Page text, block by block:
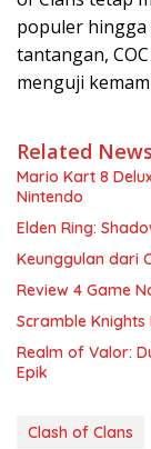
populer hingga
tantangan,
menguji
Related News
Mario Kart 8
Nintendo
Elden Ring:
Keunggulan dari
Review 4 Game
Scramble
Realm of Valor:
Epik
Clash of Clans